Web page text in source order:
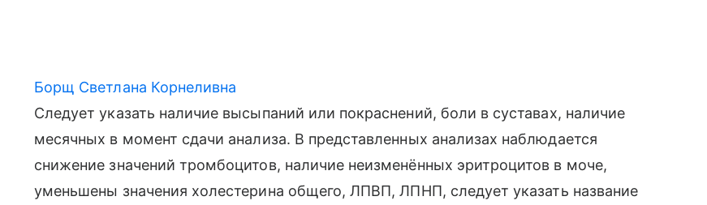
Борщ Светлана Корнеливна
Следует указать наличие высыпаний или покраснений, боли в суставах, наличие
месячных в момент сдачи анализа. В представленных анализах наблюдается
снижение значений тромбоцитов, наличие неизменённых эритроцитов в моче,
уменьшены значения холестерина общего, ЛПВП, ЛПНП, следует указать название